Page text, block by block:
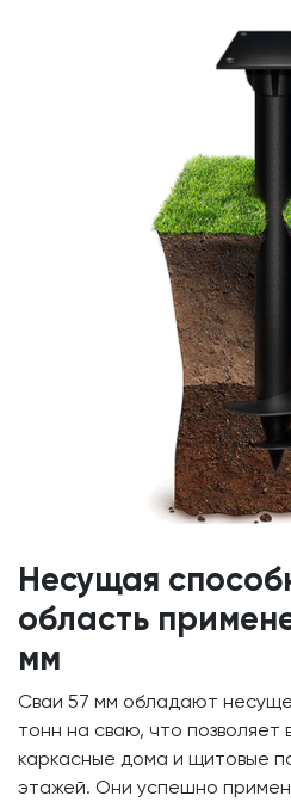
Несущая
область
мм
Сваи 57 мм обладают
тонн на сваю, что позволяет
каркасные дома и щитовые
этажей. Они успешно